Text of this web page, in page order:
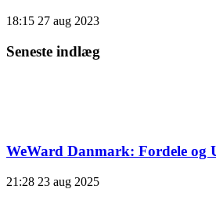
18:15 27 aug 2023
Seneste indlæg
WeWard Danmark: Fordele og
21:28 23 aug 2025